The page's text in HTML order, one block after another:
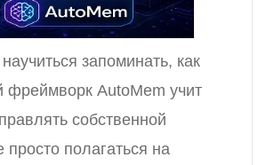
запоминать, как
AutoMem учит
собственной
полагаться на